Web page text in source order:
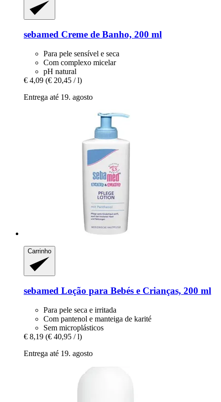
sebamed Creme de Banho, 200 ml
Para pele sensível e seca
Com complexo micelar
pH natural
€ 4,09 (€ 20,45 / l)
Entrega até 19. agosto
Carrinho
sebamed Loção para Bebés e Crianças, 200 ml
Para pele seca e irritada
Com pantenol e manteiga de karité
Sem microplásticos
€ 8,19 (€ 40,95 / l)
Entrega até 19. agosto